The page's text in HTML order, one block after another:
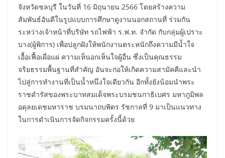
จังหวัดชลบุรี ในวันที่ 16 มิถุนายน 2566 โดยสร้างความ
สัมพันธ์อันดีในรูปแบบการศึกษาดูงานนอกสถานที่ ร่วมกัน
ระหว่างเจ้าหน้าที่บริษัท รถไฟฟ้า ร.ฟ.ท. จำกัด กับกลุ่มผู้เปราะ
บาง(ผู้พิการ) เพื่อปลูกฝังให้พนักงานตระหนักถึงความมีน้ำใจ
เอื้อเฟื้อเผื่อแผ่ ความเห็นอกเห็นใจผู้อื่น ซึ่งเป็นคุณธรรม
จริยธรรมพื้นฐานที่สำคัญ อันจะก่อให้เกิดความสามัคคีและนำ
ไปสู่การทำงานที่เป็นน้ำหนึ่งใจเดียวกัน อีกทั้งยังน้อมนำพระ
ราชดำรัสของพระบาทสมเด็จพระบรมชนกาธิเบศร มหาภูมิพล
อดุลยเดชมหาราช บรมนาถบพิตร รัชกาลที่ 9 มาเป็นแนวทาง
ในการดำเนินการจัดกิจกรรมครั้งนี้ด้วย